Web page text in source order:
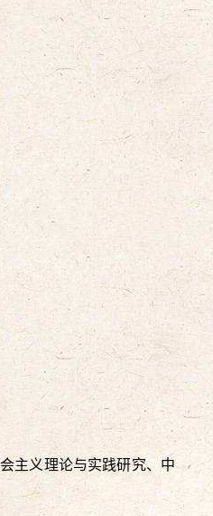
主义理论与实践研究、中